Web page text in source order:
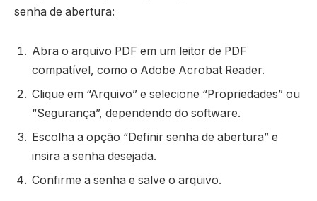
senha de abertura:
Abra o arquivo PDF em um leitor de PDF
compatível, como o Adobe Acrobat Reader.
Clique em “Arquivo” e selecione “Propriedades” ou
“Segurança”, dependendo do software.
Escolha a opção “Definir senha de abertura” e
insira a senha desejada.
Confirme a senha e salve o arquivo.